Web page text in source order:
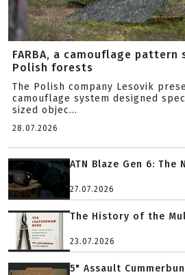
FARBA, a camouflage
Polish forests
The Polish company Lesovik
camouflage system designed
sized objec...
28.07.2026
ATN Blaze Gen 6:
27.07.2026
The History of the
23.07.2026
5" Assault